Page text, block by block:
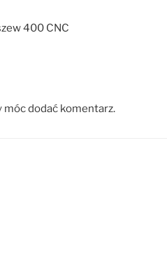
400 CNC
móc dodać komentarz.